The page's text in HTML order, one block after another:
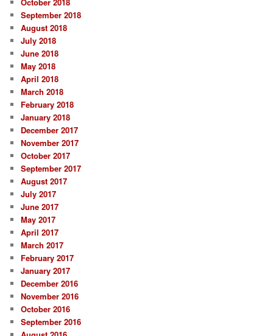
September 2018
August 2018
July 2018
June 2018
May 2018
April 2018
March 2018
February 2018
January 2018
December 2017
November 2017
October 2017
September 2017
August 2017
July 2017
June 2017
May 2017
April 2017
March 2017
February 2017
January 2017
December 2016
November 2016
October 2016
September 2016